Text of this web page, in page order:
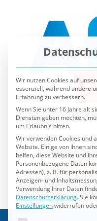
Wir nutzen Cookies auf
essenziell, während andere
Erfahrung zu verbessern.
Wenn Sie unter 16 Jahre alt
Diensten geben möchten,
um Erlaubnis bitten.
Wir verwenden Cookies und
Website. Einige von ihnen
helfen, diese Website und
Personenbezogene Daten
Adressen), z. B. für
Anzeigen- und
Verwendung Ihrer Daten
Datenschutzerklärung. Sie
Einstellungen widerrufen
Es folgt eine Liste der
Essenziell
Externe Medien